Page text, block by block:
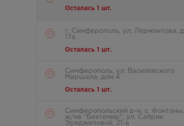
Осталась 1 шт.
г. Симферополь, ул. Лермонтова, д.
17а
Осталась 1 шт.
Симферополь, ул. Василевского
Маршала, дом 4
Осталась 1 шт.
Симферопольский р-н, с. Фонтаны,
ж/кв "Бектемир", ул. Сабрие
Эреджеповой, 21-а